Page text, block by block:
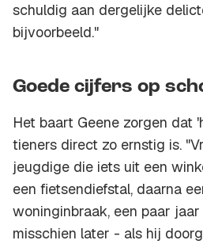
schuldig aan dergelijke
bijvoorbeeld."
Goede cijfers op
Het baart Geene zorgen dat
tieners direct zo ernstig is.
jeugdige die iets uit een
een fietsendiefstal, daarna
woninginbraak, een paar
misschien later - als hij